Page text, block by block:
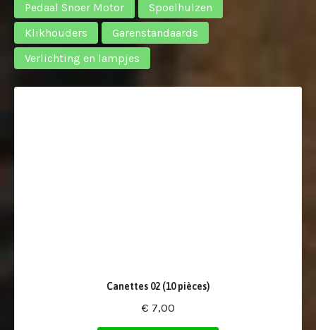
Pedaal Snoer Motor
Spoelhulzen
Klikhouders
Garenstandaards
Verlichting en lampjes
Canettes 02 (10 pièces)
€ 7,00